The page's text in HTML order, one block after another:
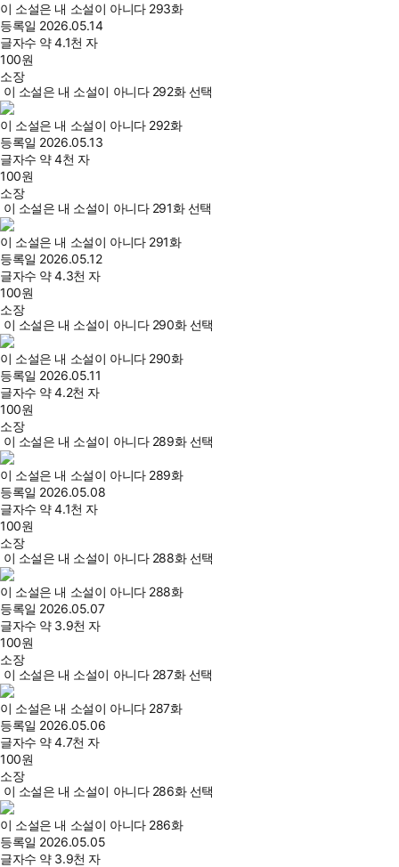
이 소설은 내 소설이 아니다 293화
등록일 2026.05.14
글자수 약 4.1천 자
100원
소장
이 소설은 내 소설이 아니다 292화 선택
이 소설은 내 소설이 아니다 292화
등록일 2026.05.13
글자수 약 4천 자
100원
소장
이 소설은 내 소설이 아니다 291화 선택
이 소설은 내 소설이 아니다 291화
등록일 2026.05.12
글자수 약 4.3천 자
100원
소장
이 소설은 내 소설이 아니다 290화 선택
이 소설은 내 소설이 아니다 290화
등록일 2026.05.11
글자수 약 4.2천 자
100원
소장
이 소설은 내 소설이 아니다 289화 선택
이 소설은 내 소설이 아니다 289화
등록일 2026.05.08
글자수 약 4.1천 자
100원
소장
이 소설은 내 소설이 아니다 288화 선택
이 소설은 내 소설이 아니다 288화
등록일 2026.05.07
글자수 약 3.9천 자
100원
소장
이 소설은 내 소설이 아니다 287화 선택
이 소설은 내 소설이 아니다 287화
등록일 2026.05.06
글자수 약 4.7천 자
100원
소장
이 소설은 내 소설이 아니다 286화 선택
이 소설은 내 소설이 아니다 286화
등록일 2026.05.05
글자수 약 3.9천 자